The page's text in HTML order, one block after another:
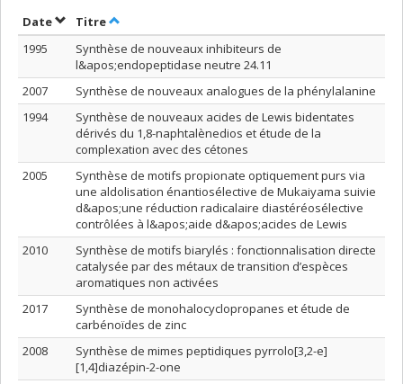
DateTrier par date en ordre décroissant
TitreTrier par titre en ordre décroissant
1995
Synthèse de nouveaux inhibiteurs de
l&apos;endopeptidase neutre 24.11
2007
Synthèse de nouveaux analogues de la phénylalanine
1994
Synthèse de nouveaux acides de Lewis bidentates
dérivés du 1,8-naphtalènedios et étude de la
complexation avec des cétones
2005
Synthèse de motifs propionate optiquement purs via
une aldolisation énantiosélective de Mukaiyama suivie
d&apos;une réduction radicalaire diastéréosélective
contrôlées à l&apos;aide d&apos;acides de Lewis
2010
Synthèse de motifs biarylés : fonctionnalisation directe
catalysée par des métaux de transition d’espèces
aromatiques non activées
2017
Synthèse de monohalocyclopropanes et étude de
carbénoïdes de zinc
2008
Synthèse de mimes peptidiques pyrrolo[3,2-e]
[1,4]diazépin-2-one